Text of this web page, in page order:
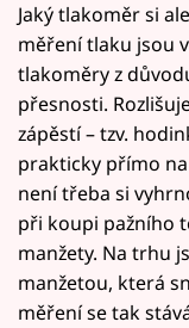
Jaký tlakoměr si
měření tlaku jsou
tlakoměry z
přesnosti.
zápěstí – tzv.
prakticky přímo
není třeba si
při koupi pažního
manžety. Na trhu
manžetou, která
měření se tak